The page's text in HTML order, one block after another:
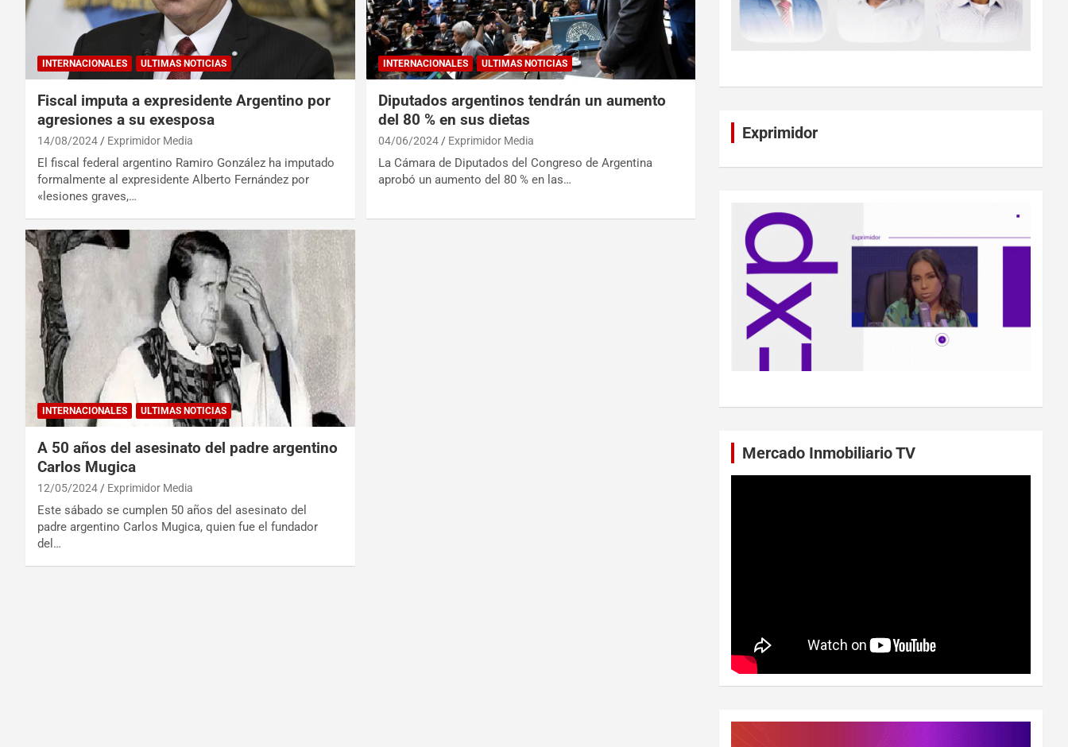
INTERNACIONALES ULTIMAS NOTICIAS
Fiscal imputa a expresidente Argentino por
agresiones a su exesposa
14/08/2024 Exprimidor Media
El fiscal federal argentino Ramiro González ha imputado
formalmente al expresidente Alberto Fernández por
«lesiones graves,…
INTERNACIONALES ULTIMAS NOTICIAS
Diputados argentinos tendrán un aumento
del 80 % en sus dietas
04/06/2024 Exprimidor Media
La Cámara de Diputados del Congreso de Argentina
aprobó un aumento del 80 % en las…
INTERNACIONALES ULTIMAS NOTICIAS
A 50 años del asesinato del padre argentino
Carlos Mugica
12/05/2024 Exprimidor Media
Este sábado se cumplen 50 años del asesinato del
padre argentino Carlos Mugica, quien fue el fundador
del…
Exprimidor
Mercado Inmobiliario TV